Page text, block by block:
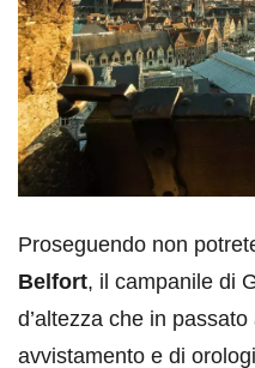
Proseguendo non
Belfort, il campanile di
d’altezza che in
avvistamento e di